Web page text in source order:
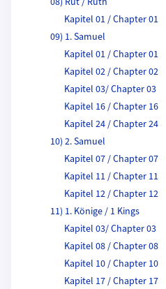
Kapitel 01 / Chapter 01
09) 1. Samuel
Kapitel 01 / Chapter 01
Kapitel 02 / Chapter 02
Kapitel 03/ Chapter 03
Kapitel 16 / Chapter 16
Kapitel 24 / Chapter 24
10) 2. Samuel
Kapitel 07 / Chapter 07
Kapitel 11 / Chapter 11
Kapitel 12 / Chapter 12
11) 1. Könige / 1 Kings
Kapitel 03/ Chapter 03
Kapitel 08 / Chapter 08
Kapitel 10 / Chapter 10
Kapitel 17 / Chapter 17